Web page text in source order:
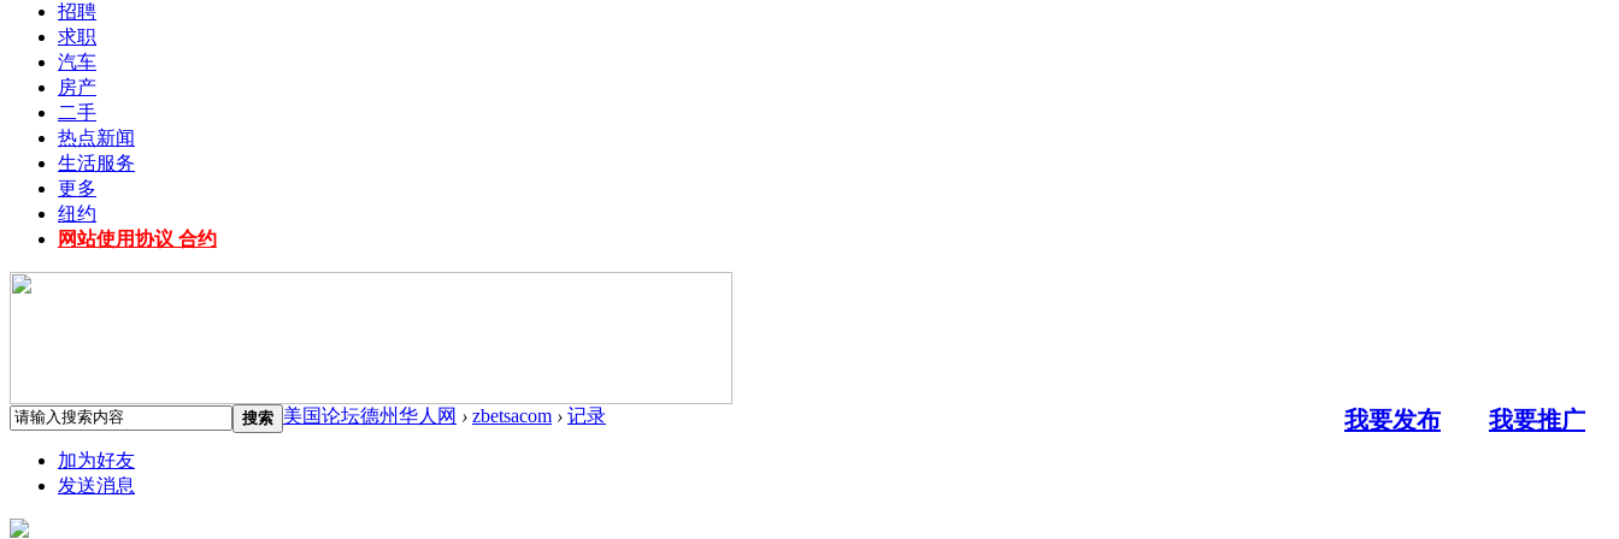
招聘
求职
汽车
房产
二手
热点新闻
生活服务
更多
纽约
网站使用协议 合约
搜索 我要发布 我要推广
美国论坛德州华人网 › zbetsacom › 记录
加为好友
发送消息